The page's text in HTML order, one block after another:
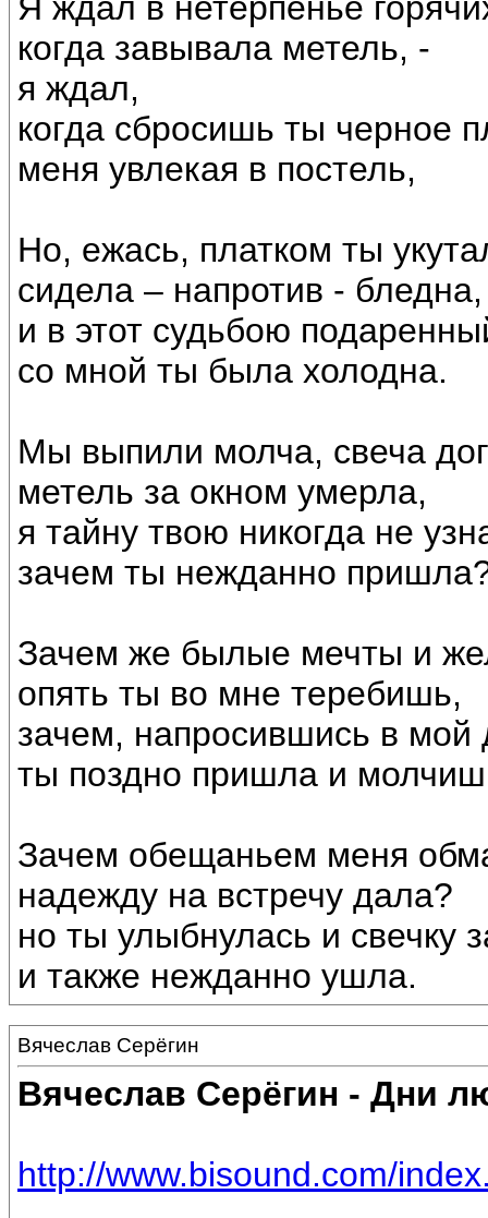
Я ждал в нетерпенье
когда завывала метель, -
я ждал,
когда сбросишь ты черное
меня увлекая в постель,
Но, ежась, платком ты
сидела – напротив - бледна,
и в этот судьбою
со мной ты была холодна.
Мы выпили молча, свеча
метель за окном умерла,
я тайну твою никогда не
зачем ты нежданно
Зачем же былые мечты и
опять ты во мне теребишь,
зачем, напросившись в мой
ты поздно пришла и
Зачем обещаньем меня
надежду на встречу дала?
но ты улыбнулась и свечку
и также нежданно ушла.
Вячеслав Серёгин
Вячеслав Серёгин - Дни
http://www.bisound.com/